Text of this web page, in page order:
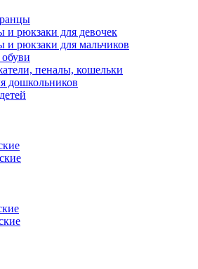
и рюкзаки для девочек
и рюкзаки для мальчиков
пеналы, кошельки
дошкольников